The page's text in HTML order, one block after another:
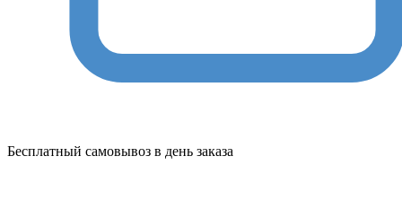
Бесплатный самовывоз в день заказа